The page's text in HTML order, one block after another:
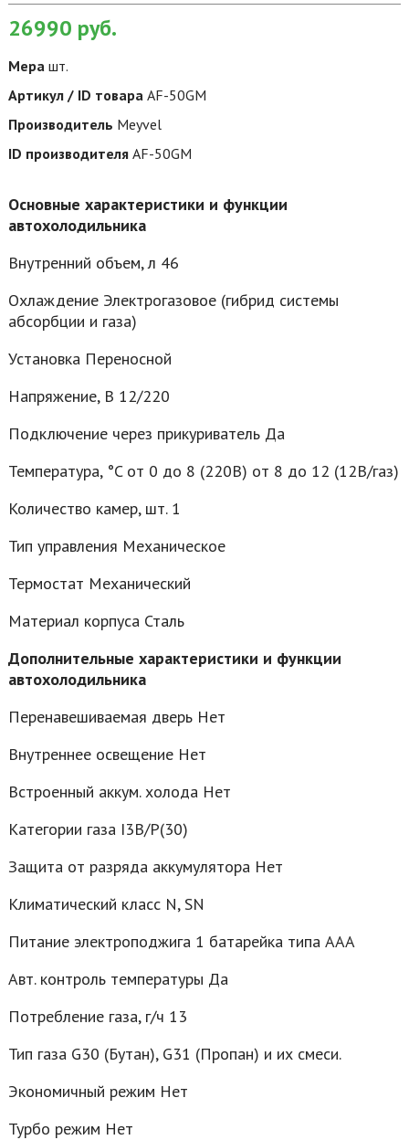
26990 руб.
Мера шт.
Артикул / ID товара AF-50GM
Производитель Meyvel
ID производителя AF-50GM
Основные характеристики и функции
автохолодильника
Внутренний объем, л 46
Охлаждение Электрогазовое (гибрид системы
абсорбции и газа)
Установка Переносной
Напряжение, В 12/220
Подключение через прикуриватель Да
Температура, °C от 0 до 8 (220В) от 8 до 12 (12В/газ)
Количество камер, шт. 1
Тип управления Механическое
Термостат Механический
Материал корпуса Сталь
Дополнительные характеристики и функции
автохолодильника
Перенавешиваемая дверь Нет
Внутреннее освещение Нет
Встроенный аккум. холода Нет
Категории газа I3В/Р(30)
Защита от разряда аккумулятора Нет
Климатический класс N, SN
Питание электроподжига 1 батарейка типа ААА
Авт. контроль температуры Да
Потребление газа, г/ч 13
Тип газа G30 (Бутан), G31 (Пропан) и их смеси.
Экономичный режим Нет
Турбо режим Нет